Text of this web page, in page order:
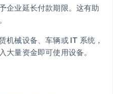
企业延长付款期限。这有助
机械设备、车辆或 IT 系统，
大量资金即可使用设备。